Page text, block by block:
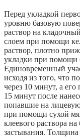
Перед укладкой
уровню базовую
раствор на
слоем при помощи
раствор, плотно
укладки при помощи
Единовременный
исходя из того, что
через 10 минут, а
15 минут после
попавшие на лицевую
при помощи сухой
клеевого раствора на
застывания.